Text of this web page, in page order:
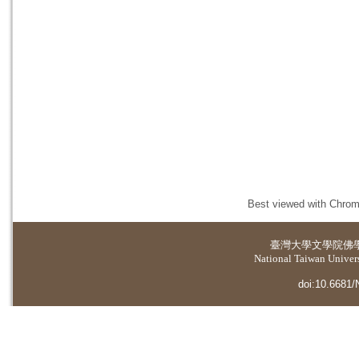
Best viewed with
臺灣大學文學院佛
National Taiwan
doi:10.6681/